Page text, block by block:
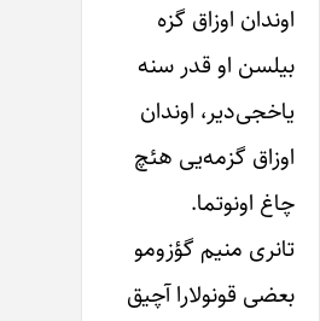
اوندان‌ اوزاق گزه‌
بیلسن او‌ قدر سنه
یاخجی‌دیر، اوندان
اوزاق‌ گزمه‌یی هئچ
چاغ او‌نوتما.
تانری منیم گؤزو‌مو‌
بعضی قو‌نولارا آچیق